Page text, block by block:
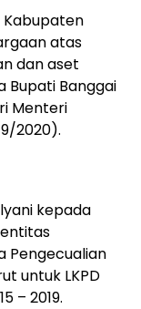
atas
dan aset
Bupati Banggai
Menteri
2020).
kepada
Pengecualian
untuk LKPD
– 2019.